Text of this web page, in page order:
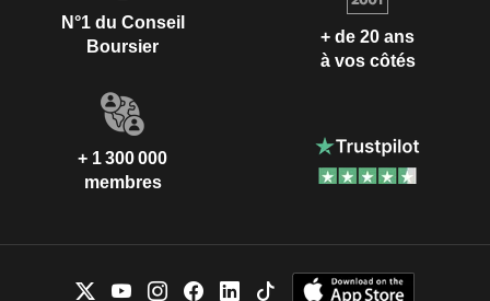
N°1 du Conseil
Boursier
+ de 20 ans
à vos côtés
+ 1 300 000
membres